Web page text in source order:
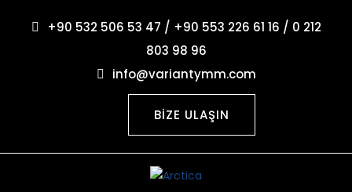
+90 532 506 53 47 / +90 553 226 61 16 / 0 212
803 98 96
info@variantymm.com
BİZE ULAŞIN